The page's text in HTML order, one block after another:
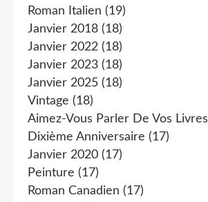
Roman Italien (19)
Janvier 2018 (18)
Janvier 2022 (18)
Janvier 2023 (18)
Janvier 2025 (18)
Vintage (18)
Aimez-Vous Parler De Vos Livres
Dixième Anniversaire (17)
Janvier 2020 (17)
Peinture (17)
Roman Canadien (17)